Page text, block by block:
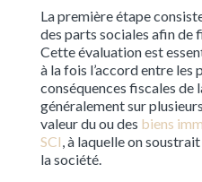
La première étape
des parts sociales afin de
Cette évaluation est
à la fois l’accord entre les
conséquences fiscales de
généralement sur
valeur du ou des biens
SCI, à laquelle on
la société.